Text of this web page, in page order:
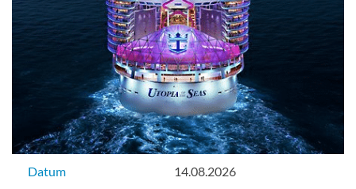
Datum
14.08.2026